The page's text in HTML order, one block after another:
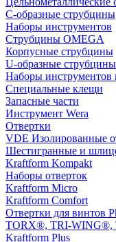
C-образные струбцины
Наборы инструментов
Струбцины OMEGA
Корпусные струбцины
U-образные струбцины
Наборы
Специальные клещи
Запасные части
Инструмент Wera
Отвертки
VDE Изолированные
Шестигранные и
Kraftform Kompakt
Наборы отверток
Kraftform Micro
Kraftform Comfort
Отвертки для винтов
TORX®, TRI-WING®,
Kraftform Plus